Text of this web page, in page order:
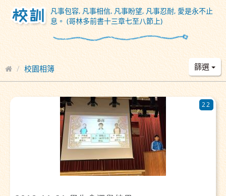
凡事包容, 凡事相信, 凡事盼望, 凡事忍耐, 愛是永不止
息。 (哥林多前書十三章七至八節上)
校園相簿 篩選
22